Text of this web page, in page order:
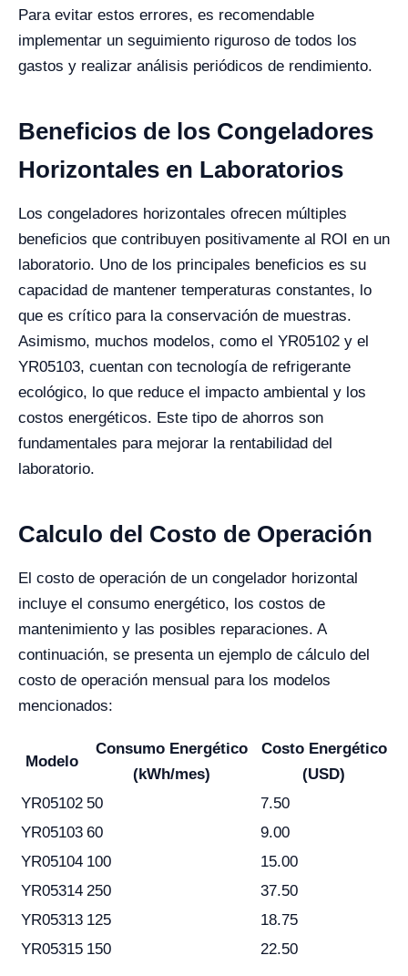
Para evitar estos errores, es recomendable
implementar un seguimiento riguroso de todos los
gastos y realizar análisis periódicos de rendimiento.
Beneficios de los Congeladores
Horizontales en Laboratorios
Los congeladores horizontales ofrecen múltiples
beneficios que contribuyen positivamente al ROI en un
laboratorio. Uno de los principales beneficios es su
capacidad de mantener temperaturas constantes, lo
que es crítico para la conservación de muestras.
Asimismo, muchos modelos, como el YR05102 y el
YR05103, cuentan con tecnología de refrigerante
ecológico, lo que reduce el impacto ambiental y los
costos energéticos. Este tipo de ahorros son
fundamentales para mejorar la rentabilidad del
laboratorio.
Calculo del Costo de Operación
El costo de operación de un congelador horizontal
incluye el consumo energético, los costos de
mantenimiento y las posibles reparaciones. A
continuación, se presenta un ejemplo de cálculo del
costo de operación mensual para los modelos
mencionados:
Modelo
Consumo Energético
(kWh/mes)
Costo Energético
(USD)
YR05102 50
7.50
YR05103 60
9.00
YR05104 100
15.00
YR05314 250
37.50
YR05313 125
18.75
YR05315 150 22.50